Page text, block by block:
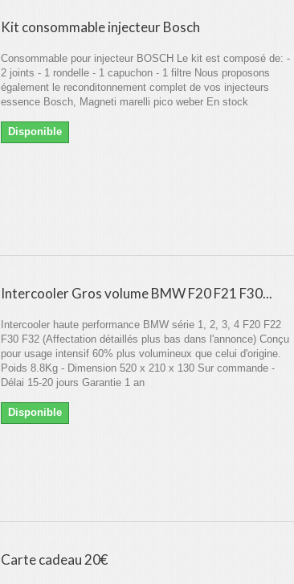
Kit consommable injecteur Bosch
Consommable pour injecteur BOSCH Le kit est composé de: -
2 joints - 1 rondelle - 1 capuchon - 1 filtre Nous proposons
également le reconditonnement complet de vos injecteurs
essence Bosch, Magneti marelli pico weber En stock
Disponible
Intercooler Gros volume BMW F20 F21 F30...
Intercooler haute performance BMW série 1, 2, 3, 4 F20 F22
F30 F32 (Affectation détaillés plus bas dans l'annonce) Conçu
pour usage intensif 60% plus volumineux que celui d'origine.
Poids 8.8Kg - Dimension 520 x 210 x 130 Sur commande -
Délai 15-20 jours Garantie 1 an
Disponible
Carte cadeau 20€